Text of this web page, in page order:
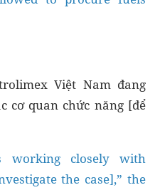
Việt Nam đang
cơ quan chức năng [để
working closely with
the case],” the